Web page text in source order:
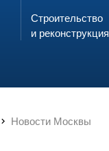
Строительство
и реконструкция
Новости Москвы